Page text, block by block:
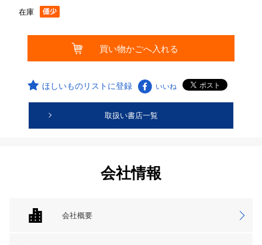
在庫
ほしいものリストに登録 いいね
取扱い書店一覧
会社情報
会社概要